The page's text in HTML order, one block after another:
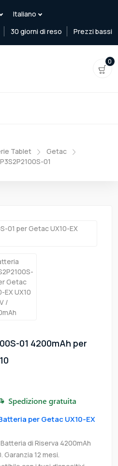
30 giorni di reso Prezzi bassi
0
Tablet
Getac
01
01 4200mAh per
per Getac UX10-EX
di Riserva 4200mAh
Garanzia 12 mesi.